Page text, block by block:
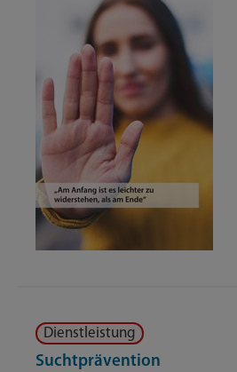
Dienstleistung
Suchtprävention